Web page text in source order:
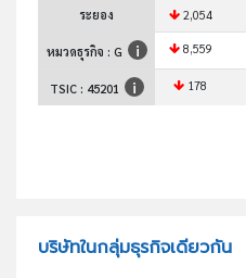
ระยอง 2,054
หมวดธุรกิจ : G 8,559
TSIC : 45201 178
บริษัทในกลุ่มธุรกิจเดียวกัน